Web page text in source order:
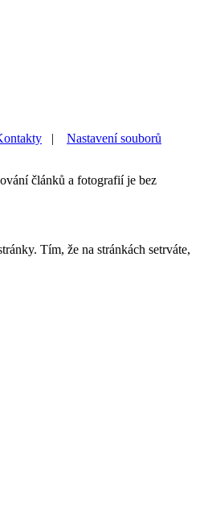
Nastavení souborů
článků a fotografií je bez
Tím, že na stránkách setrváte,